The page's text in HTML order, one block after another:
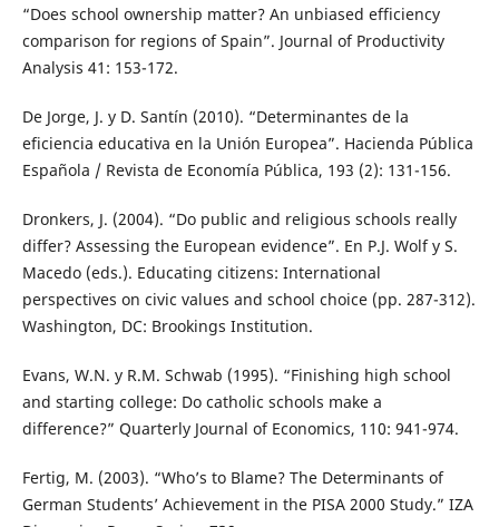
“Does school ownership matter? An unbiased efficiency
comparison for regions of Spain”. Journal of Productivity
Analysis 41: 153-172.
De Jorge, J. y D. Santín (2010). “Determinantes de la
eficiencia educativa en la Unión Europea”. Hacienda Pública
Española / Revista de Economía Pública, 193 (2): 131-156.
Dronkers, J. (2004). “Do public and religious schools really
differ? Assessing the European evidence”. En P.J. Wolf y S.
Macedo (eds.). Educating citizens: International
perspectives on civic values and school choice (pp. 287-312).
Washington, DC: Brookings Institution.
Evans, W.N. y R.M. Schwab (1995). “Finishing high school
and starting college: Do catholic schools make a
difference?” Quarterly Journal of Economics, 110: 941-974.
Fertig, M. (2003). “Who’s to Blame? The Determinants of
German Students’ Achievement in the PISA 2000 Study.” IZA